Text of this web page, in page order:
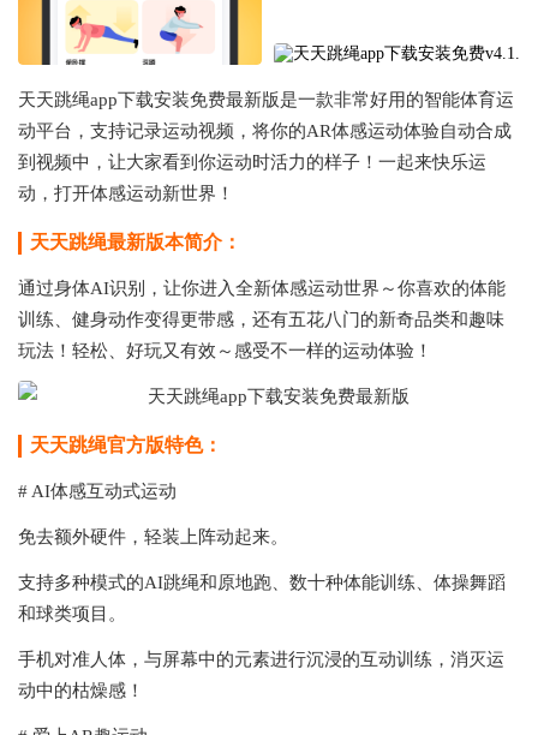
天天跳绳app下载安装免费最新版是一款非常好用的智能体育运
动平台，支持记录运动视频，将你的AR体感运动体验自动合成
到视频中，让大家看到你运动时活力的样子！一起来快乐运
动，打开体感运动新世界！
天天跳绳最新版本简介：
通过身体AI识别，让你进入全新体感运动世界～你喜欢的体能
训练、健身动作变得更带感，还有五花八门的新奇品类和趣味
玩法！轻松、好玩又有效～感受不一样的运动体验！
天天跳绳官方版特色：
# AI体感互动式运动
免去额外硬件，轻装上阵动起来。
支持多种模式的AI跳绳和原地跑、数十种体能训练、体操舞蹈
和球类项目。
手机对准人体，与屏幕中的元素进行沉浸的互动训练，消灭运
动中的枯燥感！